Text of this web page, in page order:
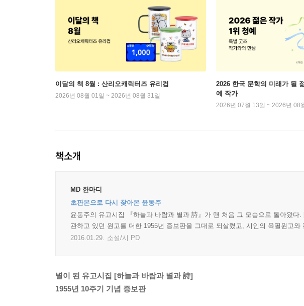
이달의 책 8월 : 산리오캐릭터즈 유리컵
2026년 08월 01일 ~ 2026년 08월 31일
2026 한국 문학의 미래가 될
예 작가
2026년 07월 13일 ~ 2026년 08
책소개
MD 한마디
초판본으로 다시 찾아온 윤동주
윤동주의 유고시집 『하늘과 바람과 별과 詩』가 맨 처음 그 모습으로 돌아왔
관하고 있던 원고를 더한 1955년 증보판을 그대로 되살렸고, 시인의 육필원고
2016.01.29. 소설/시 PD
별이 된 유고시집 [하늘과 바람과 별과 詩]
1955년 10주기 기념 증보판